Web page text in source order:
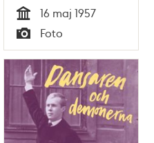
rock n´ roll, med
några av de
dansare som skall
uppträda på
mässan
Tid
16 maj 1957
Typ
Foto